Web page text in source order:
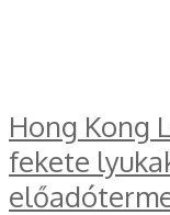
Hong Kong
fekete